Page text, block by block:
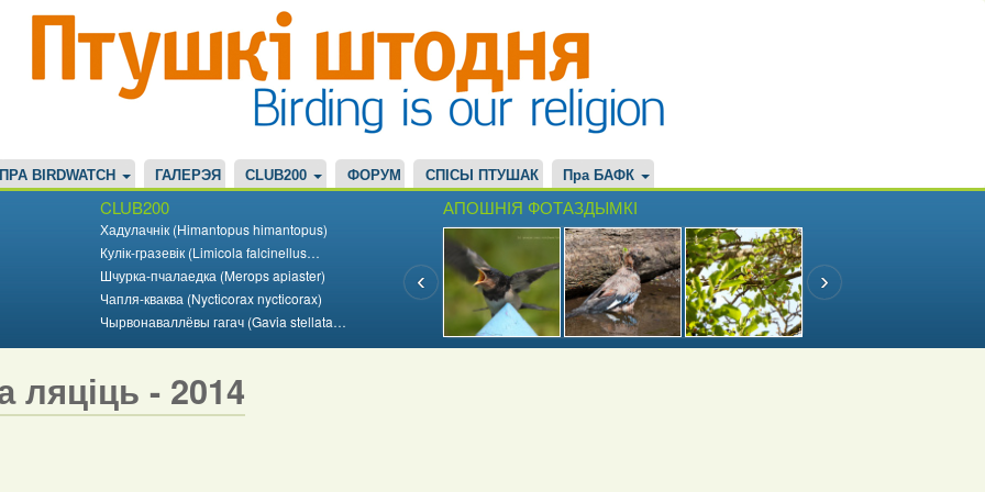
ПРА BIRDWATCH ГАЛЕРЭЯ CLUB200 ФОРУМ СПІСЫ ПТУШАК Пра БАФК
CLUB200
Хадулачнік (Himantopus himantopus)
Кулік-гразевік (Limicola falcinellus…
Шчурка-пчалаедка (Merops apiaster)
Чапля-кваква (Nycticorax nycticorax)
Чырвонаваллёвы гагач (Gavia stellata…
АПОШНІЯ ФОТАЗДЫМКІ
ляціць - 2014